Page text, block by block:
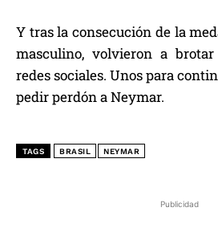
Publicidad
Y tras la consecución de la
masculino, volvieron a
redes sociales. Unos para
pedir perdón a Neymar.
TAGS BRASIL NEYMAR